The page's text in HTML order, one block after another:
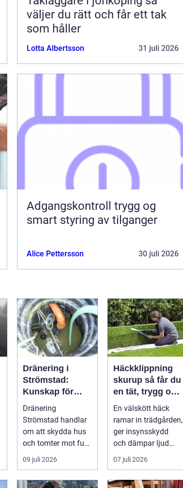
väljer du rätt och får ett tak
som håller
Lotta Albertsson 31 juli 2026
Adgangskontroll trygg og
smart styring av tilganger
Alice Pettersson 30 juli 2026
Dränering i
Strömstad:
Kunskap för
tryggare
husgrunder
Dränering
Strömstad handlar
om att skydda hus
och tomter mot fukt,
läckage och l&arin...
09 juli 2026
Häckklippning
skurup så får du
en tät, trygg och
snygg häck året
En välskött häck
ramar in trädgården,
ger insynsskydd
och dämpar ljud
från vägen.
Samtidigt kan
häck...
07 juli 2026